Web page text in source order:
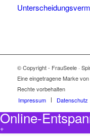
© Copyright - FrauSeele ·
Eine eingetragene Marke
Rechte vorbehalten
Impressum
Datenschutz
Online-
+